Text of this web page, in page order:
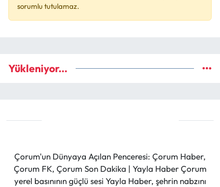
sorumlu tutulamaz.
Yükleniyor...
Çorum'un Dünyaya Açılan Penceresi: Çorum Haber,
Çorum FK, Çorum Son Dakika | Yayla Haber Çorum
yerel basınının güçlü sesi Yayla Haber, şehrin nabzını